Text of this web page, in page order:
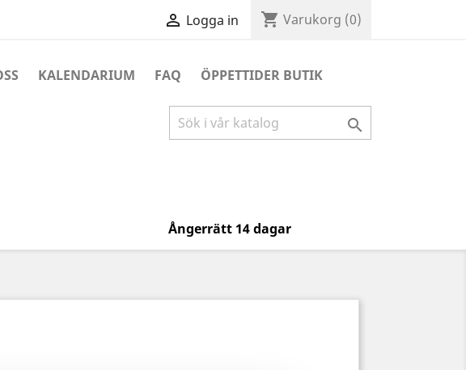
 Logga in shopping_cart Varukorg (0)
KALENDARIUM FAQ ÖPPETTIDER BUTIK

Ångerrätt 14 dagar